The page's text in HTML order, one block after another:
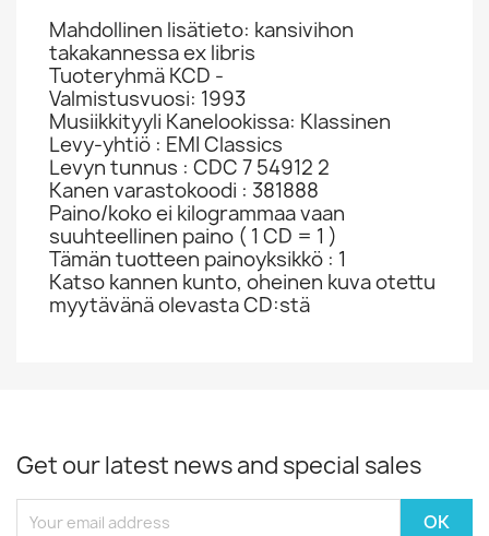
Mahdollinen lisätieto: kansivihon
takakannessa ex libris
Tuoteryhmä KCD -
Valmistusvuosi: 1993
Musiikkityyli Kanelookissa: Klassinen
Levy-yhtiö : EMI Classics
Levyn tunnus : CDC 7 54912 2
Kanen varastokoodi : 381888
Paino/koko ei kilogrammaa vaan
suuhteellinen paino ( 1 CD = 1 )
Tämän tuotteen painoyksikkö : 1
Katso kannen kunto, oheinen kuva otettu
myytävänä olevasta CD:stä
Get our latest news and special sales